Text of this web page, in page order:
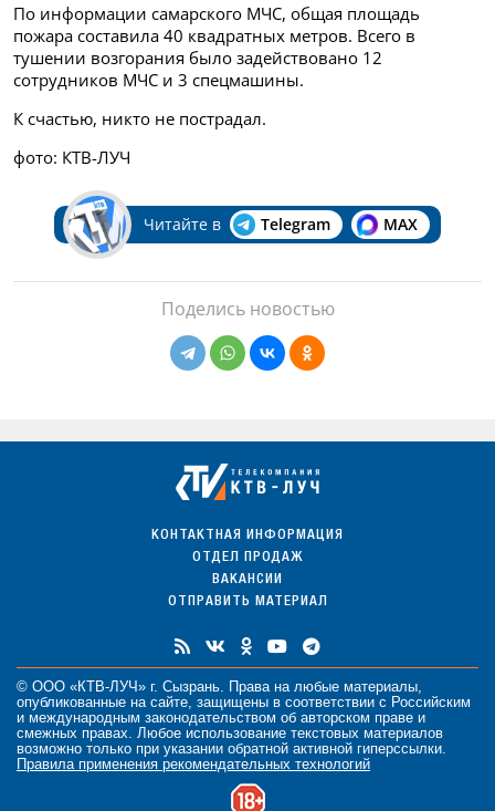
По информации самарского МЧС, общая площадь
пожара составила 40 квадратных метров. Всего в
тушении возгорания было задействовано 12
сотрудников МЧС и 3 спецмашины.
К счастью, никто не пострадал.
фото: КТВ-ЛУЧ
Читайте в Telegram MAX
Поделись новостью
КОНТАКТНАЯ ИНФОРМАЦИЯ
ОТДЕЛ ПРОДАЖ
ВАКАНСИИ
ОТПРАВИТЬ МАТЕРИАЛ
© ООО «КТВ-ЛУЧ» г. Сызрань. Права на любые материалы
опубликованные на сайте, защищены в соответствии с Российским
и международным законодательством об авторском праве и
смежных правах. Любое использование текстовых материалов
возможно только при указании обратной активной гиперссылки.
Правила применения рекомендательных технологий